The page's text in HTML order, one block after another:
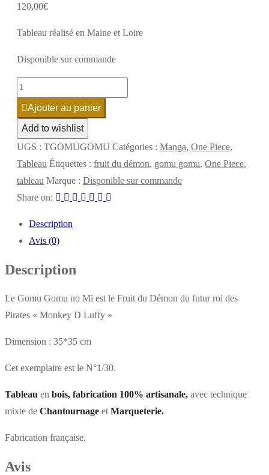
120,00€
Tableau réalisé en Maine et Loire
Disponible sur commande
quantité
de
Tableau
Gomu
Gomu
Ajouter au panier
Add to wishlist
UGS : TGOMUGOMU Catégories : Manga, One Piece,
Tableau Étiquettes : fruit du démon, gomu gomu, One Piece,
tableau Marque : Disponible sur commande
Share on:
Description
Avis (0)
Description
Le Gomu Gomu no Mi est le Fruit du Démon du futur roi des
Pirates « Monkey D Luffy »
Dimension : 35*35 cm
Cet exemplaire est le N°1/30.
Tableau en bois, fabrication 100% artisanale, avec technique
mixte de Chantournage et Marqueterie.
Fabrication française.
Avis